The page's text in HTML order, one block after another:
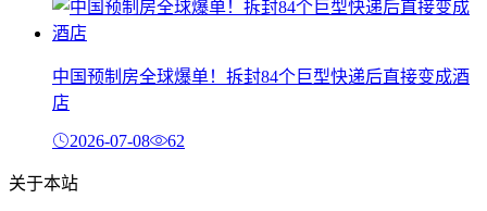
中国预制房全球爆单！拆封84个巨型快递后直接变成酒
店
2026-07-08 62
关于本站